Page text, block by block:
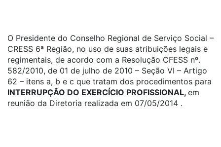
O Presidente do Conselho Regional de Serviço Social –
CRESS 6ª Região, no uso de suas atribuições legais e
regimentais, de acordo com a Resolução CFESS nº.
582/2010, de 01 de julho de 2010 – Seção VI – Artigo
62 – itens a, b e c que tratam dos procedimentos para
INTERRUPÇÃO DO EXERCÍCIO PROFISSIONAL, em
reunião da Diretoria realizada em 07/05/2014 .